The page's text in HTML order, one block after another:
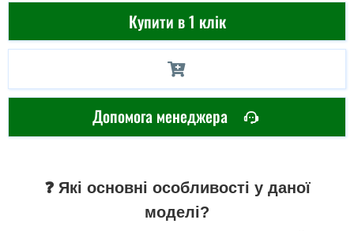
Купити в 1 клік
Допомога менеджера
❓ Які основні особливості у даної
моделі?